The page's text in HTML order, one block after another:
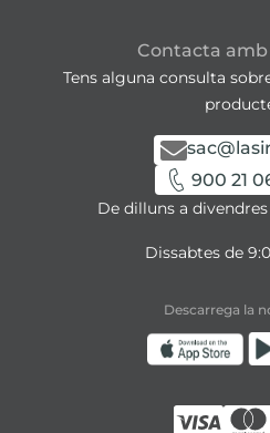
Contacta
Tens alguna consulta
900 21
De dilluns a divendres
Dissabtes de
Descarrega la